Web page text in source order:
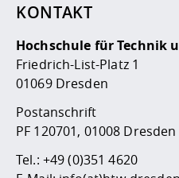
KONTAKT
Hochschule für Technik
Friedrich-List-Platz 1
01069 Dresden
Postanschrift
PF 120701, 01008 Dresden
Tel.: +49 (0)351 4620